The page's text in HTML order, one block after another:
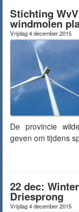
Stichting
windmolen
Vrijdag 4 december 2015
De provincie
geven om tijdens
22 dec:
Driesprong
Vrijdag 4 december 2015